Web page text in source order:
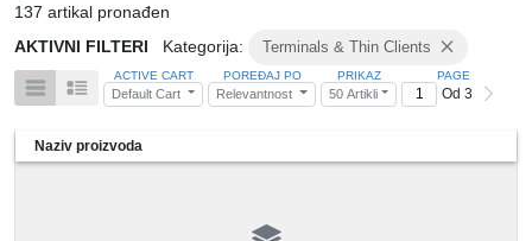
137 artikal pronađen
AKTIVNI FILTERI
Kategorija: Terminals & Thin Clients
ACTIVE CART
Default Cart
POREĐAJ PO
Relevantnost
PRIKAZ
50 Artikli
PAGE
Od 3
Naziv proizvoda